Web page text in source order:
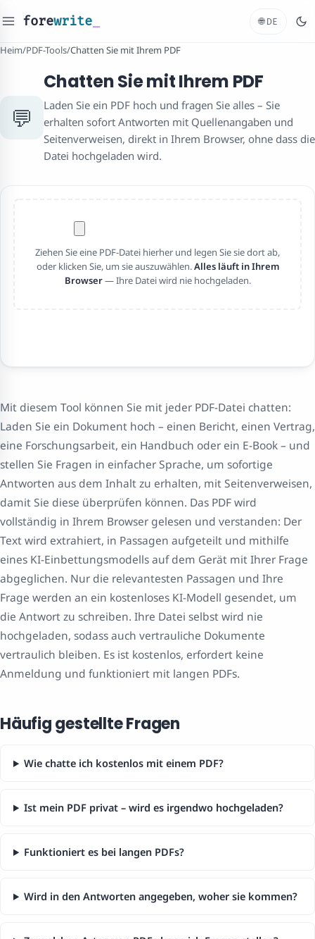
forewrite 🌐 DE
Heim/PDF-Tools/Chatten Sie mit Ihrem PDF
💬
Chatten Sie mit Ihrem PDF
Laden Sie ein PDF hoch und fragen Sie alles – Sie
erhalten sofort Antworten mit Quellenangaben und
Seitenverweisen, direkt in Ihrem Browser, ohne dass die
Datei hochgeladen wird.
Ziehen Sie eine PDF-Datei hierher und legen Sie sie dort ab,
oder klicken Sie, um sie auszuwählen.Alles läuft in Ihrem
Browser— Ihre Datei wird nie hochgeladen.
Mit diesem Tool können Sie mit jeder PDF-Datei chatten:
Laden Sie ein Dokument hoch – einen Bericht, einen Vertrag,
eine Forschungsarbeit, ein Handbuch oder ein E-Book – und
stellen Sie Fragen in einfacher Sprache, um sofortige
Antworten aus dem Inhalt zu erhalten, mit Seitenverweisen,
damit Sie diese überprüfen können. Das PDF wird
vollständig in Ihrem Browser gelesen und verstanden: Der
Text wird extrahiert, in Passagen aufgeteilt und mithilfe
eines KI-Einbettungsmodells auf dem Gerät mit Ihrer Frage
abgeglichen. Nur die relevantesten Passagen und Ihre
Frage werden an ein kostenloses KI-Modell gesendet, um
die Antwort zu schreiben. Ihre Datei selbst wird nie
hochgeladen, sodass auch vertrauliche Dokumente
vertraulich bleiben. Es ist kostenlos, erfordert keine
Anmeldung und funktioniert mit langen PDFs.
Häufig gestellte Fragen
Wie chatte ich kostenlos mit einem PDF?
Ist mein PDF privat – wird es irgendwo hochgeladen?
Funktioniert es bei langen PDFs?
Wird in den Antworten angegeben, woher sie kommen?